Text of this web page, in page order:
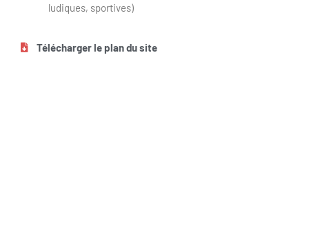
ludiques, sportives)
Télécharger le plan du site